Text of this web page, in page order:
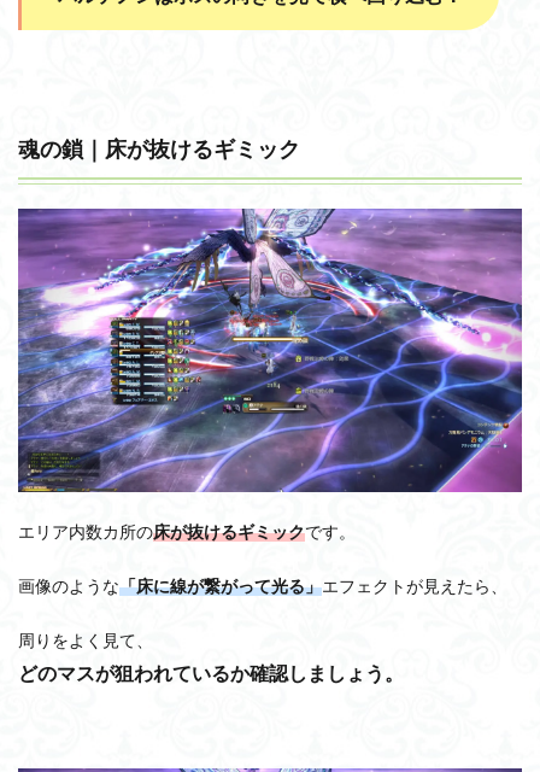
魂の鎖｜床が抜けるギミック
エリア内数カ所の床が抜けるギミックです。
画像のような「床に線が繋がって光る」エフェクトが見えたら、
周りをよく見て、
どのマスが狙われているか確認しましょう。